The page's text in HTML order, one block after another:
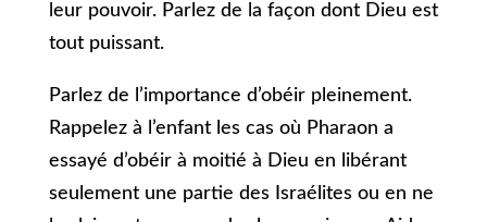
leur pouvoir. Parlez de la façon dont Dieu est
tout puissant.
Parlez de l’importance d’obéir pleinement.
Rappelez à l’enfant les cas où Pharaon a
essayé d’obéir à moitié à Dieu en libérant
seulement une partie des Israélites ou en ne